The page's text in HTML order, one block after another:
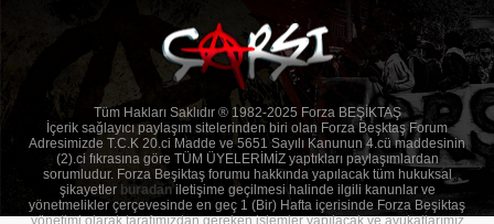
Tüm Hakları Saklıdır ® 1982-2025 Forza BEŞİKTAŞ
İçerik sağlayıcı paylaşım sitelerinden biri olan Forza Beşktaş Forum
Adresimizde T.C.K 20.ci Madde ve 5651 Sayılı Kanunun 4.cü maddesinin
(2).ci fıkrasına göre TÜM ÜYELERİMİZ yaptıkları paylaşımlardan
sorumludur. Forza Beşiktaş forumu hakkında yapılacak tüm hukuksal
şikayetler buradaniletişime geçilmesi halinde ilgili kanunlar ve
yönetmelikler çerçevesinde en geç 1 (Bir) Hafta içerisinde Forza Beşiktaş
yönetimi olarak tarafımızdan gereken işlemler yapılacak ve avukatlarımız